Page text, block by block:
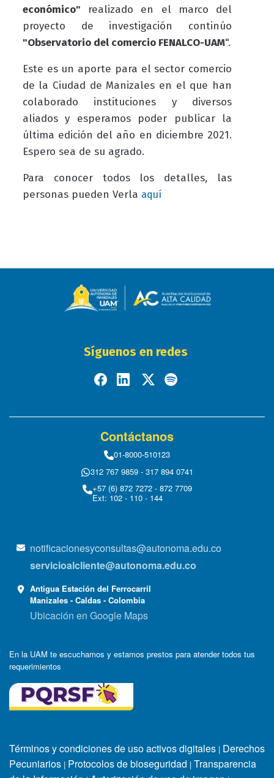
económico" realizado en el marco del
proyecto de investigación continúo
"Observatorio del comercio FENALCO-UAM".
Este es un aporte para el sector comercio
de la Ciudad de Manizales en el que han
colaborado instituciones y diversos
aliados y esperamos poder publicar la
última edición del año en diciembre 2021.
Espero sea de su agrado.
Para conocer todos los detalles, las
personas pueden Verla aquí
Síguenos en redes
Contáctanos
01-8000-510123
312 767 9859 - 317 894 0741
+57 (6) 872 7272 - 872 7709
Ext: 102 - 110 - 144
notificacionesyconsultas@autonoma.edu.co
servicioalcliente@autonoma.edu.co
Antigua Estación del Ferrocarril
Manizales - Caldas - Colombia
Ubicación en Google Maps
En la UAM te escuchamos y estamos prestos para atender todos tus
requerimientos
Términos y condiciones de uso activos digitales | Derechos
Pecuniarios | Protocolos de bioseguridad | Transparencia